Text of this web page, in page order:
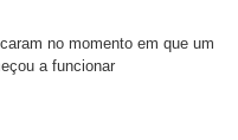
no momento em que um
a funcionar